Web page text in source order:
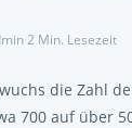
·2 Min. Lesezeit
die Zahl
700 auf über